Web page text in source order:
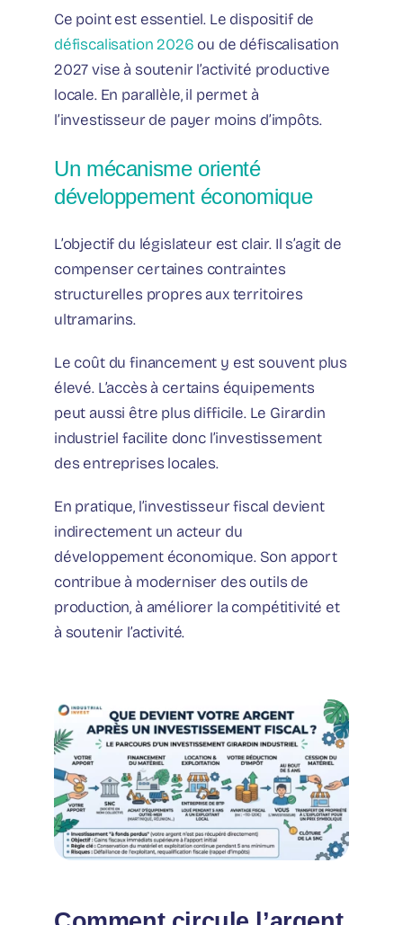
Ce point est essentiel. Le dispositif de
défiscalisation 2026 ou de défiscalisation
2027 vise à soutenir l’activité productive
locale. En parallèle, il permet à
l’investisseur de payer moins d’impôts.
Un mécanisme orienté
développement économique
L’objectif du législateur est clair. Il s’agit de
compenser certaines contraintes
structurelles propres aux territoires
ultramarins.
Le coût du financement y est souvent plus
élevé. L’accès à certains équipements
peut aussi être plus difficile. Le Girardin
industriel facilite donc l’investissement
des entreprises locales.
En pratique, l’investisseur fiscal devient
indirectement un acteur du
développement économique. Son apport
contribue à moderniser des outils de
production, à améliorer la compétitivité et
à soutenir l’activité.